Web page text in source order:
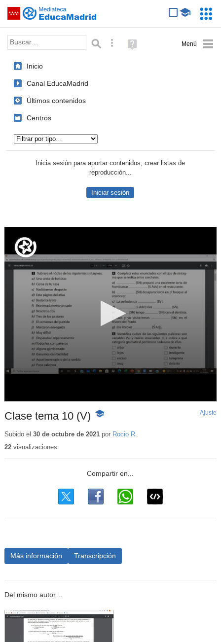
Saltar navegación
Palabra o frase: Búsqueda avanzada
Ayuda
(en
Inicio
Canal EducaMadrid
Últimos contenidos
Centros
Inicia sesión para aportar contenidos, crear listas de
reproducción...
Iniciar sesión
Clase tema 10 (V)
-
educativo
Ajuste
Subido el 30 de octubre de 2021por Rocio R.
22visualizaciones
Más información Transcripción
Del mismo autor…